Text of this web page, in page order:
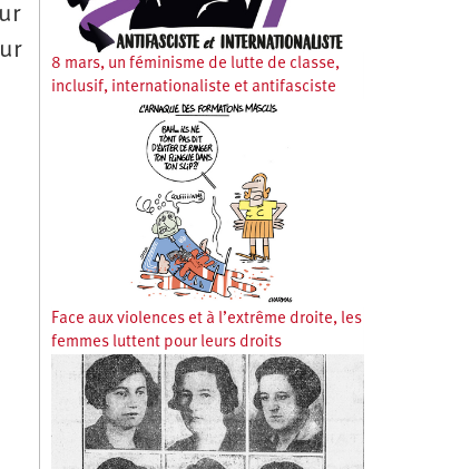
8 mars, un féminisme de lutte de classe,
inclusif, internationaliste et antifasciste
Face aux violences et à l’extrême droite, les
femmes luttent pour leurs droits